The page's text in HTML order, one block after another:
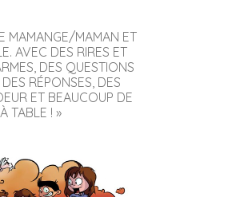
MAMANGE/MAMAN ET
AVEC DES RIRES ET
DES QUESTIONS
RÉPONSES, DES
ET BEAUCOUP DE
TABLE ! »